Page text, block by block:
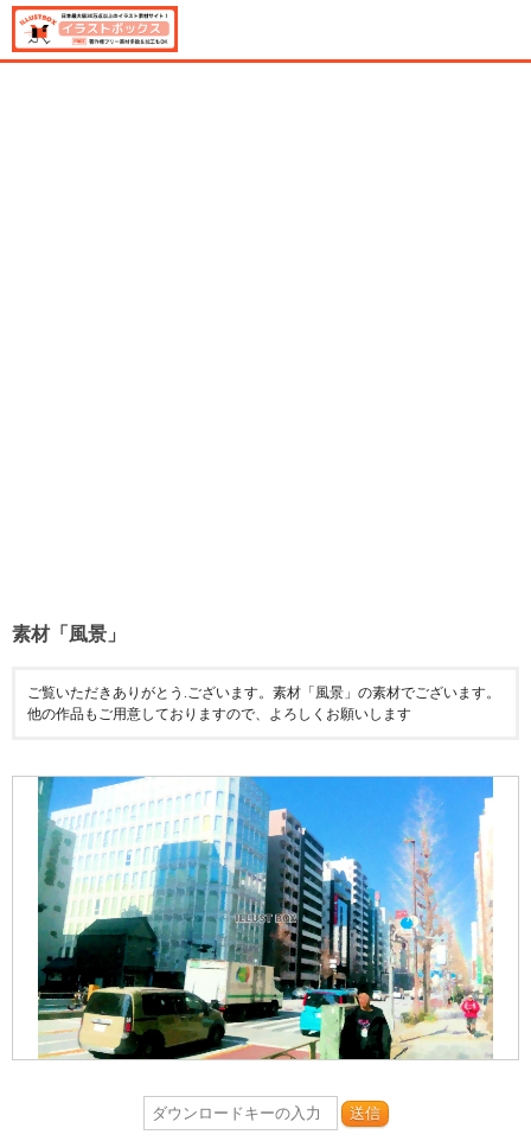
素材「風景」
ご覧いただきありがとう.ございます。素材「風景」の素材でございます。
他の作品もご用意しておりますので、よろしくお願いします
送信